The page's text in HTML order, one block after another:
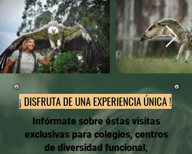
¡ DISFRUTA DE UNA EXPERIENCIA ÚNICA !
Infórmate sobre éstas visitas
exclusivas para colegios, centros
de diversidad funcional,